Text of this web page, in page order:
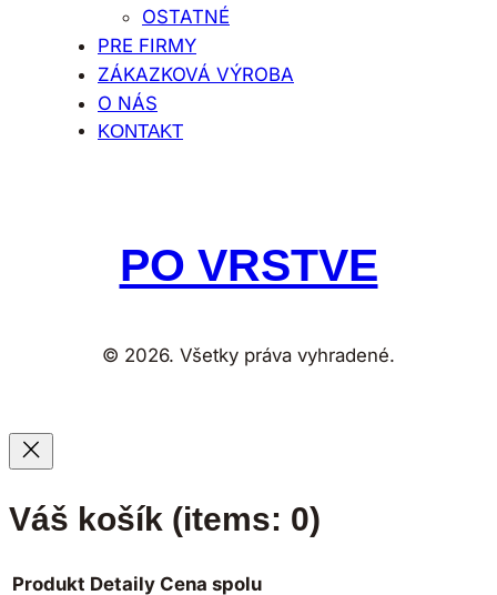
OSTATNÉ
PRE FIRMY
ZÁKAZKOVÁ VÝROBA
O NÁS
KONTAKT
PO VRSTVE
© 2026. Všetky práva vyhradené.
Váš košík (items: 0)
Produkt Detaily Cena spolu